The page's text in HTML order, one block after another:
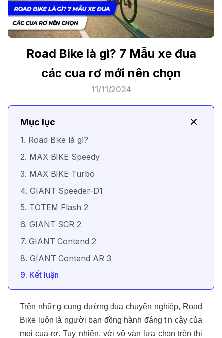
Road Bike là gì? 7 Mẫu xe đua
các cua rơ mới nên chọn
11/11/2024
Mục lục
1. Road Bike là gì?
2. MAX BIKE Speedy
3. MAX BIKE Turbo
4. GIANT Speeder-D1
5. TOTEM Flash 2
6. GIANT SCR 2
7. GIANT Contend 2
8. GIANT Contend AR 3
9. Kết luận
Trên những cung đường đua chuyên nghiệp, Road
Bike luôn là người bạn đồng hành đáng tin cậy của
mọi cua-rơ. Tuy nhiên, với vô vàn lựa chọn trên thị